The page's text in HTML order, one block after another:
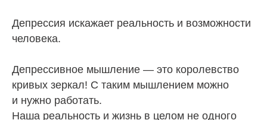
Депрессия искажает реальность и возможности
человека.
Депрессивное мышление — это королевство
кривых зеркал! С таким мышлением можно
и нужно работать.
Наша реальность и жизнь в целом не одного